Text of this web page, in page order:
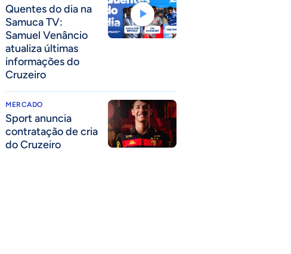
Quentes do dia na
Samuca TV:
Samuel Venâncio
atualiza últimas
informações do
Cruzeiro
MERCADO
Sport anuncia
contratação de cria
do Cruzeiro